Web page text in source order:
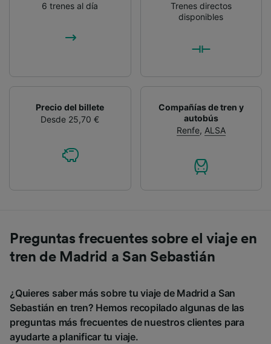
6 trenes al día
Trenes directos
disponibles
Precio del billete
Desde 25,70 €
Compañías de tren y
autobús
Renfe, ALSA
Preguntas frecuentes sobre el viaje en
tren de Madrid a San Sebastián
¿Quieres saber más sobre tu viaje de Madrid a San
Sebastián en tren? Hemos recopilado algunas de las
preguntas más frecuentes de nuestros clientes para
ayudarte a planificar tu viaje.